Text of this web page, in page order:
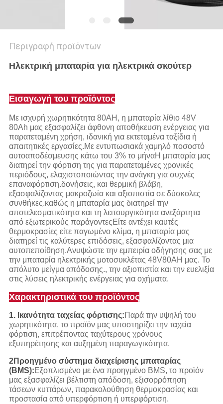
Περιγραφή προϊόντων
Ηλεκτρική μπαταρία για ηλεκτρικά σκούτερ
Εισαγωγή του προϊόντος
Με ισχυρή χωρητικότητα 80AH, η μπαταρία λίθιο 48V
80Ah μας εξασφαλίζει άφθονη αποθήκευση ενέργειας για
παρατεταμένη χρήση, ιδανική για εκτεταμένα ταξίδια ή
απαιτητικές εργασίες.Με εντυπωσιακά χαμηλό ποσοστό
αυτοαποδέσμευσης κάτω του 3% το μήναΗ μπαταρία μας
διατηρεί την φόρτιση της για παρατεταμένες χρονικές
περιόδους, ελαχιστοποιώντας την ανάγκη για συχνές
επαναφόρτιση.δονήσεις, και θερμική βλάβη,
εξασφαλίζοντας μακροζωία και αξιοπιστία σε δύσκολες
συνθήκες.καθώς η μπαταρία μας διατηρεί την
αποτελεσματικότητα και τη λειτουργικότητα ανεξάρτητα
από εξωτερικούς παράγοντεςΕίτε αντέχει καυτές
θερμοκρασίες είτε παγωμένο κλίμα, η μπαταρία μας
διατηρεί τις καλύτερες επιδόσεις, εξασφαλίζοντας μια
αυτοπεποίθηση.Ανυψώστε την εμπειρία οδήγησης σας με
την μπαταρία ηλεκτρικής μοτοσυκλέτας 48V80AH μας. Το
απόλυτο μείγμα απόδοσης., την αξιοπιστία και την ευελιξία
στις λύσεις ηλεκτρικής ενέργειας για οχήματα.
Χαρακτηριστικά του προϊόντος
1. Ικανότητα ταχείας φόρτισης: Παρά την υψηλή του
χωρητικότητα, το προϊόν μας υποστηρίζει την ταχεία
φόρτιση, επιτρέποντας ταχύτερους χρόνους
εξυπηρέτησης και αυξημένη παραγωγικότητα.
2Προηγμένο σύστημα διαχείρισης μπαταρίας
(BMS):Εξοπλισμένο με ένα προηγμένο BMS, το προϊόν
μας εξασφαλίζει βέλτιστη απόδοση, εξισορρόπηση
τάσεων κυττάρων, παρακολούθηση θερμοκρασίας και
προστασία από υπερφόρτιση ή υπερφόρτιση.